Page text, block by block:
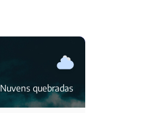
Nuvens quebradas